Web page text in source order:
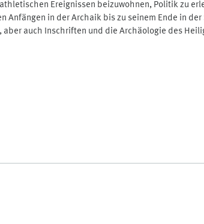
Ereignissen beizuwohnen, Politik zu
Anfängen in der Archaik bis zu seinem Ende in
auch Inschriften und die Archäologie des